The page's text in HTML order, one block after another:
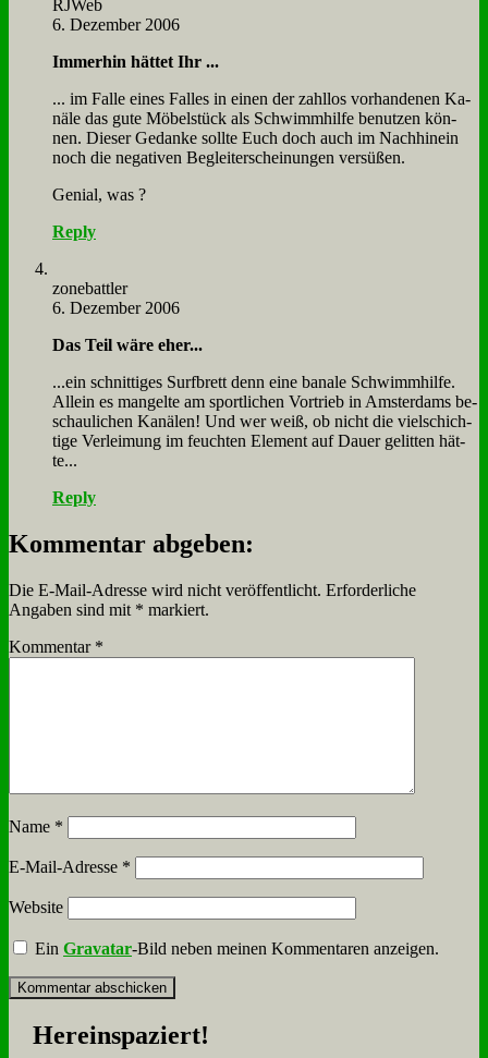
RJ­Web
6. Dezember 2006
Im­mer­hin hät­tet Ihr ...
... im Fal­le ei­nes Fal­les in ei­nen der zahl­los vor­han­de­nen Ka­
nä­le das gu­te Mö­bel­stück als Schwimm­hil­fe be­nut­zen kön­
nen. Die­ser Ge­dan­ke soll­te Euch doch auch im Nach­hin­ein
noch die ne­ga­ti­ven Be­gleit­erschei­nun­gen ver­sü­ßen.
Ge­ni­al, was ?
Reply
zone­batt­ler
6. Dezember 2006
Das Teil wä­re eher...
...ein schnit­ti­ges Surf­brett denn ei­ne ba­na­le Schwimm­hil­fe.
Al­lein es man­gel­te am sport­li­chen Vor­trieb in Am­ster­dams be­
schau­li­chen Ka­nä­len! Und wer weiß, ob nicht die viel­schich­
ti­ge Ver­lei­mung im feuch­ten Ele­ment auf Dau­er ge­lit­ten hät­
te...
Reply
Kommentar abgeben:
Die E-Mail-Adresse wird nicht veröffentlicht. Erforderliche
Angaben sind mit * markiert.
Kommentar *
Name *
E-Mail-Adresse *
Website
EinGravatar-Bild neben meinen Kommentaren anzeigen.
Her­ein­spa­ziert!